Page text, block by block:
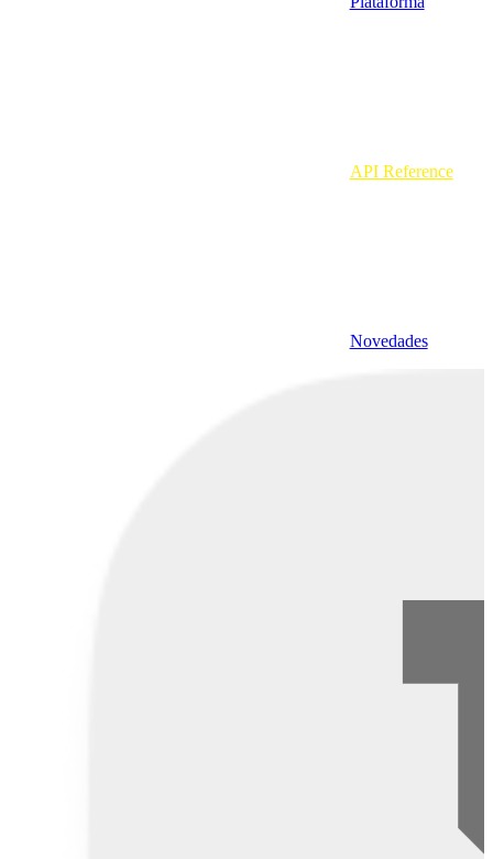
API Reference
Novedades